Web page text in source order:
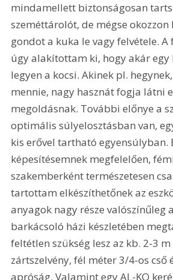
mindamellett biztonságosan
szeméttárolót, de mégse
gondot a kuka le vagy felvétele. A
úgy alakítottam ki, hogy akár egy
legyen a kocsi. Akinek pl.
mennie, nagy hasznát fogja látni
megoldásnak. További előnye a
optimális súlyelosztásban van,
kis erővel tartható egyensúlyban.
képesítésemnek megfelelően,
szakemberként természetesen
tartottam elkészíthetőnek az
anyagok nagy része valószínűleg
barkácsoló házi készletében
feltétlen szükség lesz az kb. 2-3
zártszelvény, fél méter 3/4-os cső
apróság. Valamint egy AL-KO